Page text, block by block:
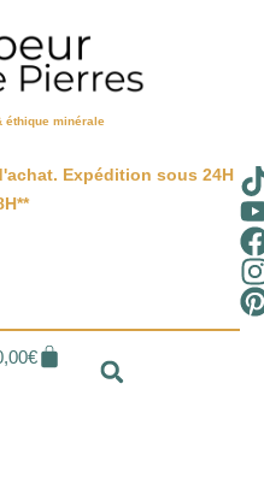
éthique minérale
Expédition sous 24H
€